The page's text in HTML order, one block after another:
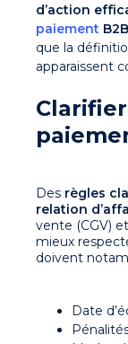
d’action
paiement B2B
que la
apparaissent
Des règles
relation
vente (CGV)
mieux
doivent
Date